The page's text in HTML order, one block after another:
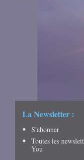
-
La Newsletter :
S'abonner
Toutes les
You